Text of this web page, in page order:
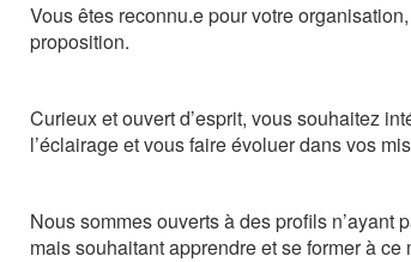
Vous êtes reconnu.e pour votre
proposition.
Curieux et ouvert d’esprit, vous souhaitez
l’éclairage et vous faire évoluer dans vos
Nous sommes ouverts à des profils n’ayant
mais souhaitant apprendre et se former à ce